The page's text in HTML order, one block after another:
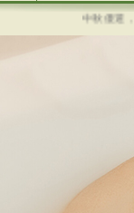
中秋優選，大